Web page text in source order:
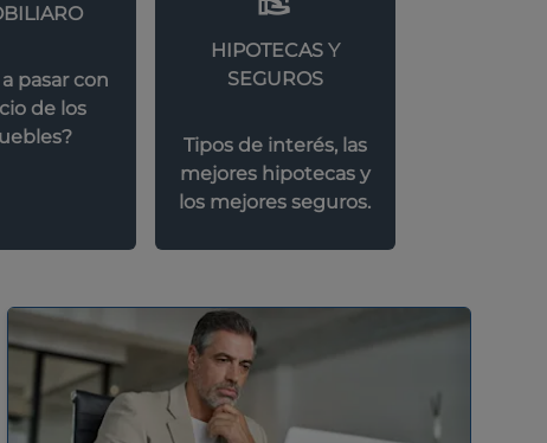
pasar con
de los
HIPOTECAS Y
SEGUROS
Tipos de interés, las
mejores hipotecas y
los mejores seguros.